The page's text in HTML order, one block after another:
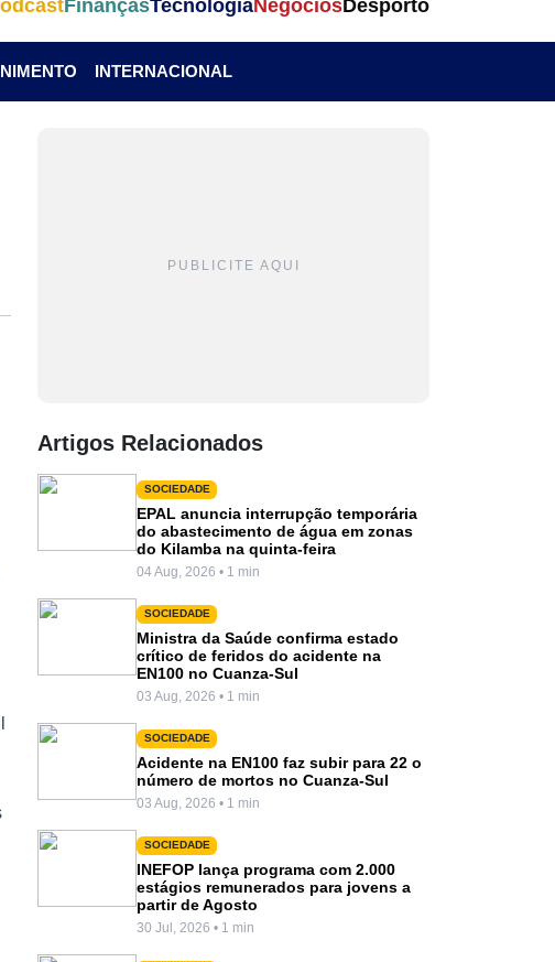
FinançasTecnologiaNegóciosDesporto
INTERNACIONAL
PUBLICITE AQUI
Artigos Relacionados
SOCIEDADE
EPAL anuncia interrupção temporária
do abastecimento de água em zonas
do Kilamba na quinta-feira
04 Aug, 2026 • 1 min
SOCIEDADE
Ministra da Saúde confirma estado
crítico de feridos do acidente na
EN100 no Cuanza-Sul
03 Aug, 2026 • 1 min
SOCIEDADE
Acidente na EN100 faz subir para 22 o
número de mortos no Cuanza-Sul
03 Aug, 2026 • 1 min
SOCIEDADE
INEFOP lança programa com 2.000
estágios remunerados para jovens a
partir de Agosto
30 Jul, 2026 • 1 min